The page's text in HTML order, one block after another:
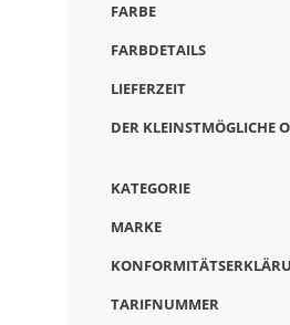
FARBE
FARBDETAILS
LIEFERZEIT
DER KLEINSTMÖGLICHE
KATEGORIE
MARKE
TARIFNUMMER